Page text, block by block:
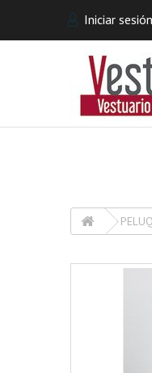
Iniciar sesión